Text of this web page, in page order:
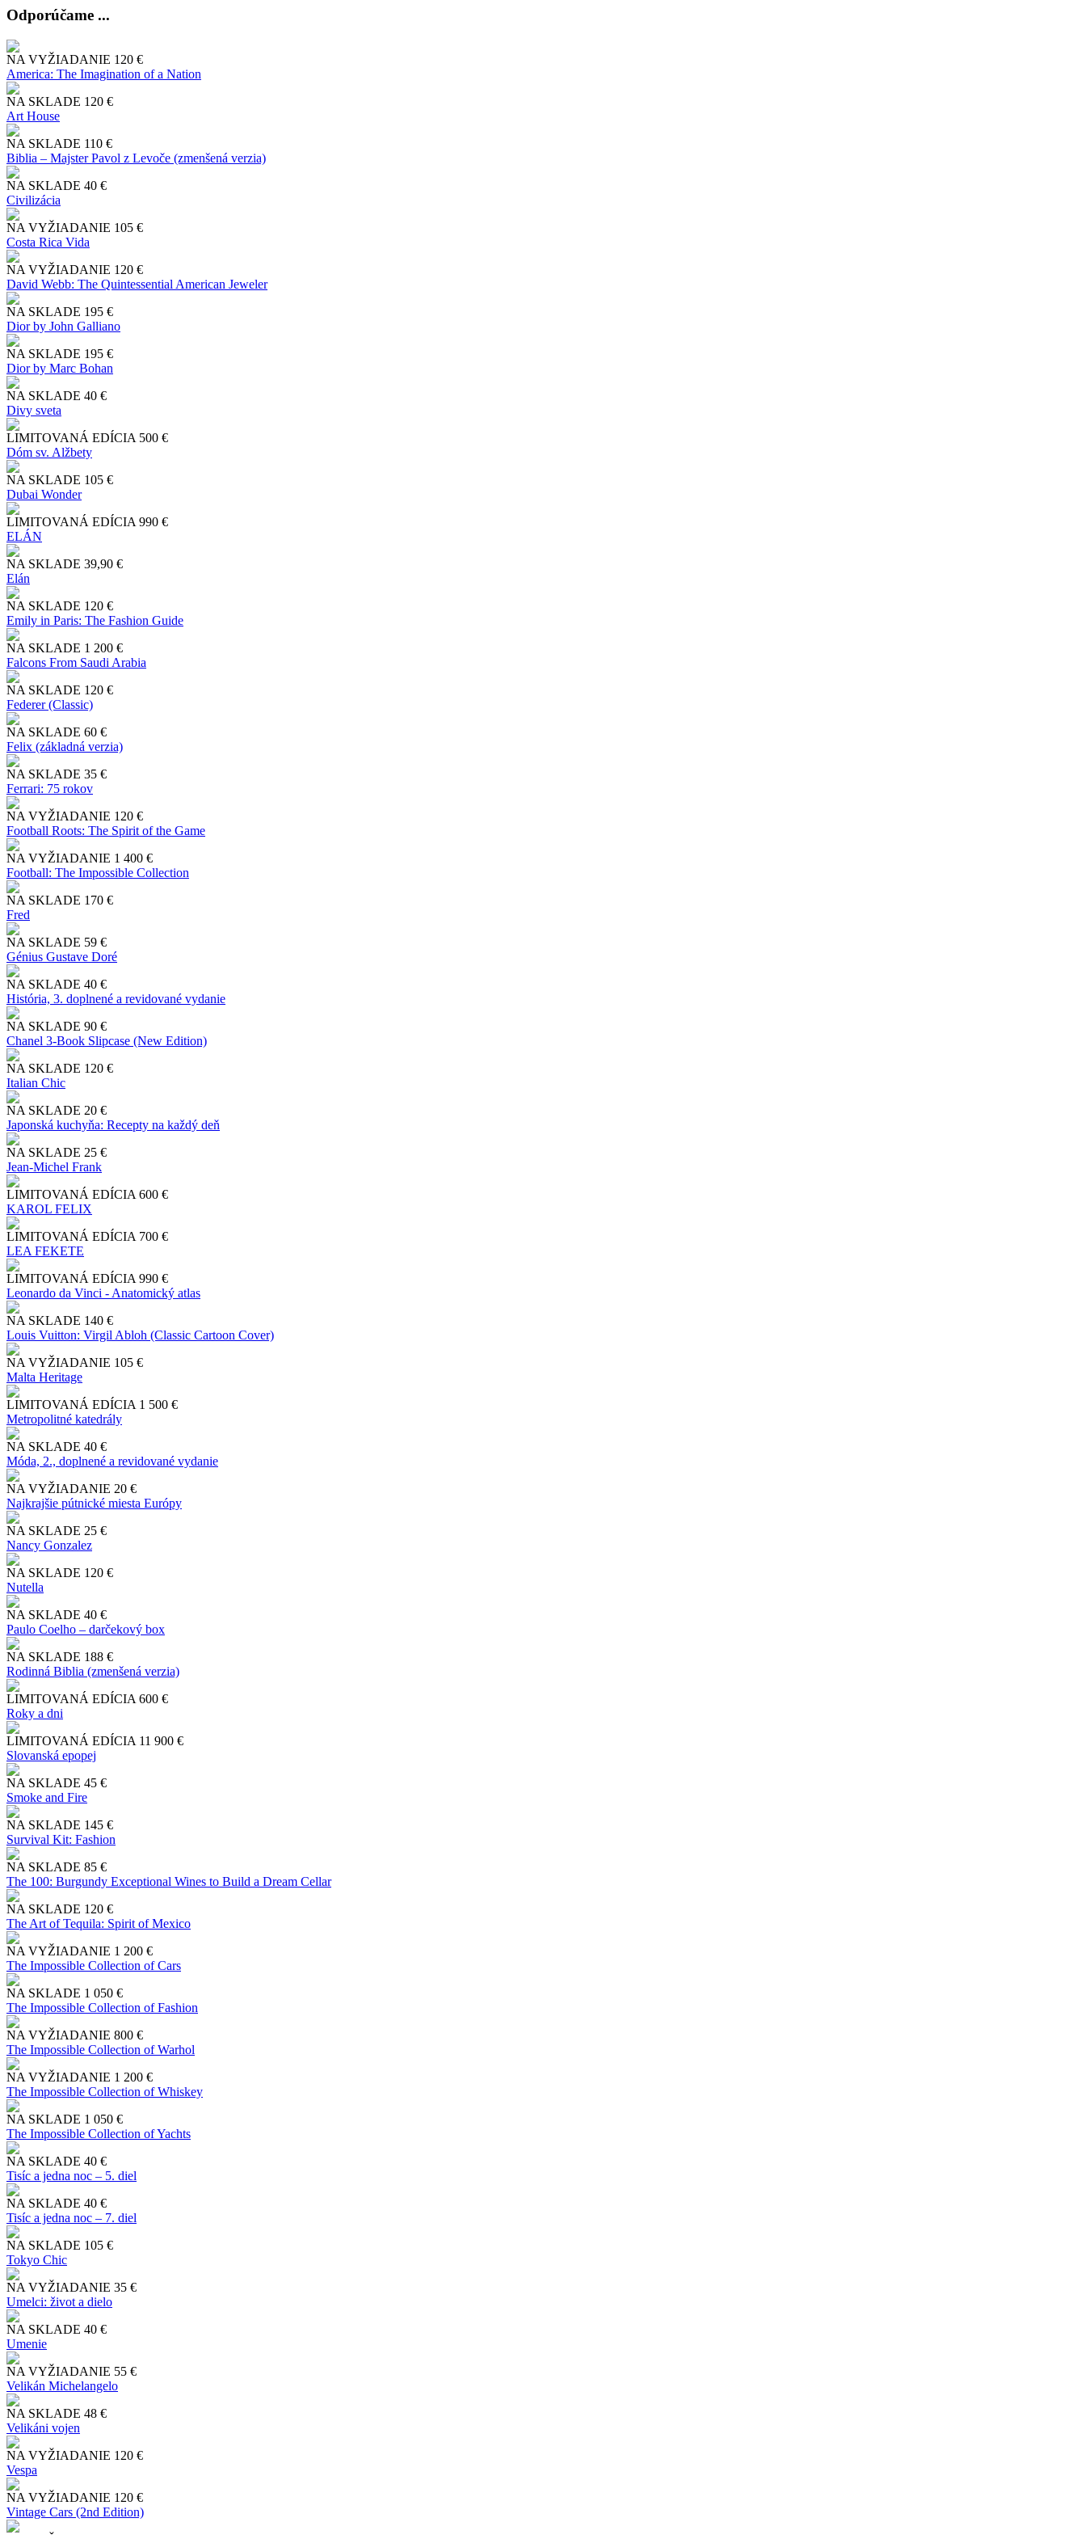
Odporúčame ...
NA VYŽIADANIE 120 €
America: The Imagination of a Nation
NA SKLADE 120 €
Art House
NA SKLADE 110 €
Biblia – Majster Pavol z Levoče (zmenšená verzia)
NA SKLADE 40 €
Civilizácia
NA VYŽIADANIE 105 €
Costa Rica Vida
NA VYŽIADANIE 120 €
David Webb: The Quintessential American Jeweler
NA SKLADE 195 €
Dior by John Galliano
NA SKLADE 195 €
Dior by Marc Bohan
NA SKLADE 40 €
Divy sveta
LIMITOVANÁ EDÍCIA 500 €
Dóm sv. Alžbety
NA SKLADE 105 €
Dubai Wonder
LIMITOVANÁ EDÍCIA 990 €
ELÁN
NA SKLADE 39,90 €
Elán
NA SKLADE 120 €
Emily in Paris: The Fashion Guide
NA SKLADE 1 200 €
Falcons From Saudi Arabia
NA SKLADE 120 €
Federer (Classic)
NA SKLADE 60 €
Felix (základná verzia)
NA SKLADE 35 €
Ferrari: 75 rokov
NA VYŽIADANIE 120 €
Football Roots: The Spirit of the Game
NA VYŽIADANIE 1 400 €
Football: The Impossible Collection
NA SKLADE 170 €
Fred
NA SKLADE 59 €
Génius Gustave Doré
NA SKLADE 40 €
História, 3. doplnené a revidované vydanie
NA SKLADE 90 €
Chanel 3-Book Slipcase (New Edition)
NA SKLADE 120 €
Italian Chic
NA SKLADE 20 €
Japonská kuchyňa: Recepty na každý deň
NA SKLADE 25 €
Jean-Michel Frank
LIMITOVANÁ EDÍCIA 600 €
KAROL FELIX
LIMITOVANÁ EDÍCIA 700 €
LEA FEKETE
LIMITOVANÁ EDÍCIA 990 €
Leonardo da Vinci - Anatomický atlas
NA SKLADE 140 €
Louis Vuitton: Virgil Abloh (Classic Cartoon Cover)
NA VYŽIADANIE 105 €
Malta Heritage
LIMITOVANÁ EDÍCIA 1 500 €
Metropolitné katedrály
NA SKLADE 40 €
Móda, 2., doplnené a revidované vydanie
NA VYŽIADANIE 20 €
Najkrajšie pútnické miesta Európy
NA SKLADE 25 €
Nancy Gonzalez
NA SKLADE 120 €
Nutella
NA SKLADE 40 €
Paulo Coelho – darčekový box
NA SKLADE 188 €
Rodinná Biblia (zmenšená verzia)
LIMITOVANÁ EDÍCIA 600 €
Roky a dni
LIMITOVANÁ EDÍCIA 11 900 €
Slo​vanská epopej
NA SKLADE 45 €
Smoke and Fire
NA SKLADE 145 €
Survival Kit: Fashion
NA SKLADE 85 €
The 100: Burgundy Exceptional Wines to Build a Dream Cellar
NA SKLADE 120 €
The Art of Tequila: Spirit of Mexico
NA VYŽIADANIE 1 200 €
The Impossible Collection of Cars
NA SKLADE 1 050 €
The Impossible Collection of Fashion
NA VYŽIADANIE 800 €
The Impossible Collection of Warhol
NA VYŽIADANIE 1 200 €
The Impossible Collection of Whiskey
NA SKLADE 1 050 €
The Impossible Collection of Yachts
NA SKLADE 40 €
Tisíc a jedna noc – 5. diel
NA SKLADE 40 €
Tisíc a jedna noc – 7. diel
NA SKLADE 105 €
Tokyo Chic
NA VYŽIADANIE 35 €
Umelci: život a dielo
NA SKLADE 40 €
Umenie
NA VYŽIADANIE 55 €
Velikán Michelangelo
NA SKLADE 48 €
Velikáni vojen
NA VYŽIADANIE 120 €
Vespa
NA VYŽIADANIE 120 €
Vintage Cars (2nd Edition)